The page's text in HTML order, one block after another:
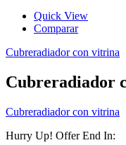
Quick View
Comparar
Cubreradiador con vitrina
Cubreradiador
Cubreradiador con vitrina
Hurry Up! Offer End In: